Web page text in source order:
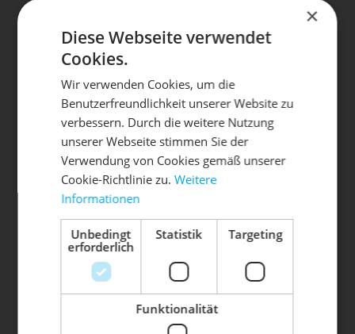
VAUDE
TWINSHOPPER
GEPÄCKTRÄGERTASCHE
X
DIE SONNE LACHT, DEIN
RAD ERWACHT
Mach dein Bike frühlingsfit - gönn
ihm den Service, den es verdient!
Dein Bike braucht Service, Wartung
oder ein Update?
Buche dir jetzt deinen Termin.
×
Diese Webseite verwendet
Cookies.
Wir verwenden Cookies, um die
Benutzerfreundlichkeit unserer Website zu
verbessern. Durch die weitere Nutzung
unserer Webseite stimmen Sie der
Verwendung von Cookies gemäß unserer
Cookie-Richtlinie zu.Weitere
Informationen
Unbedingt
erforderlich
Statistik Targeting
Funktionalität